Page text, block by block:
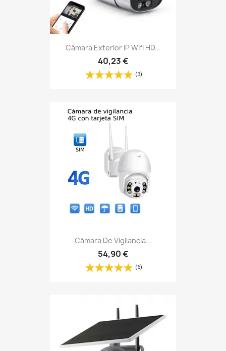
Cámara Exterior IP Wifi HD...
40,23 €
(3)
Cámara De Vigilancia...
54,90 €
(6)